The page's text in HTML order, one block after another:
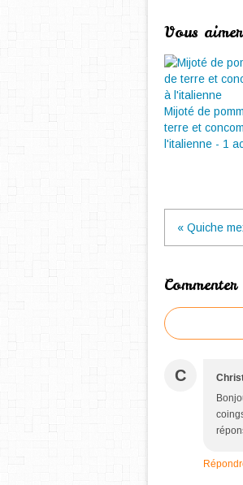
Vous
Mijoté de
terre et
l'italienne - 1
« Quiche
C